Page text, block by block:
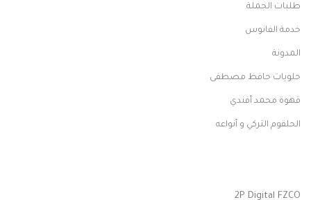
طلبات الجملة
خدمة الفانوس
المدونة
حلويات حافظ مصطفى
قهوة محمد أفندي
الحلقوم التركي و أنواعه
2P Digital FZCO